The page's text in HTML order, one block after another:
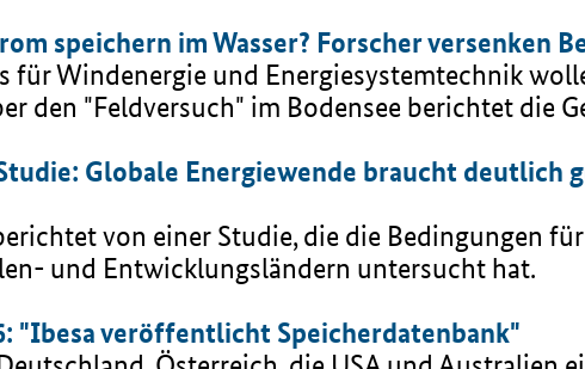
speichern im Wasser? Forscher versenken
Windenergie und Energiesystemtechnik
den "Feldversuch" im Bodensee berichtet die
Globale Energiewende braucht deutlich
von einer Studie, die die Bedingungen
und Entwicklungsländern untersucht hat.
"Ibesa veröffentlicht Speicherdatenbank"